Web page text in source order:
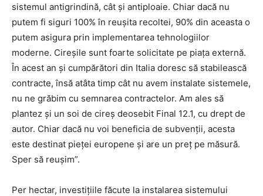
sistemul antigrindină, cât și antiploaie. Chiar dacă nu
putem fi siguri 100% în reușita recoltei, 90% din aceasta o
putem asigura prin implementarea tehnologiilor
moderne. Cireșile sunt foarte solicitate pe piața externă.
În acest an și cumpărători din Italia doresc să stabilească
contracte, însă atâta timp cât nu avem instalate sistemele,
nu ne grăbim cu semnarea contractelor. Am ales să
plantez și un soi de cireș deosebit Final 12.1, cu drept de
autor. Chiar dacă nu voi beneficia de subvenții, acesta
este destinat pieței europene și are un preț pe măsură.
Sper să reușim”.
Per hectar, investițiile făcute la instalarea sistemului